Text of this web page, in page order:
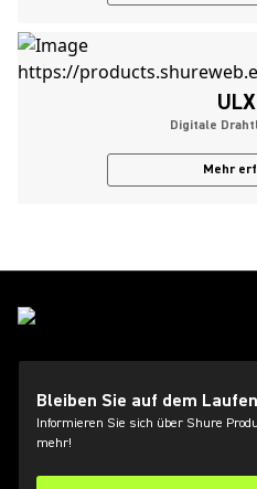
Digitale
Mehr
Bleiben Sie auf dem
Informieren Sie sich über Shure
mehr!